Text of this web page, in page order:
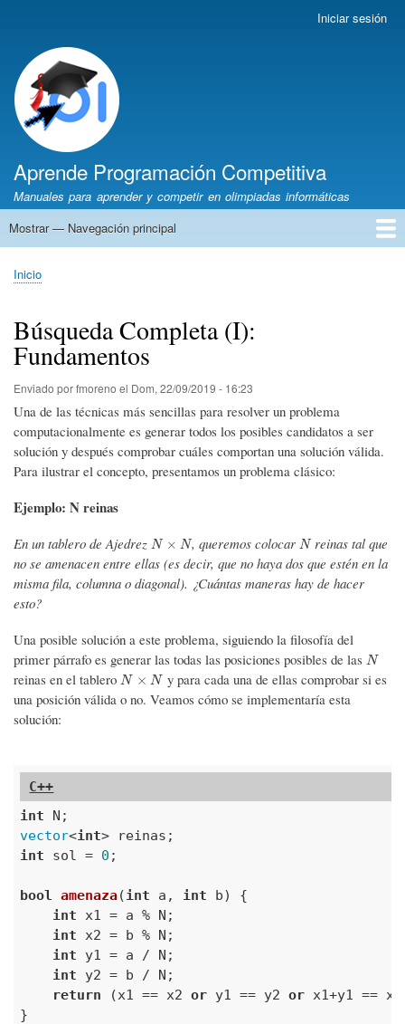
cuenta
de
usuario
Iniciar sesión
Aprende Programación Competitiva
Manuales para aprender y competir en olimpiadas informáticas
Navegación
Mostrar — Navegación principal
Inicio
Python
C++
Algoritmia
Olimpiadas
Autores
Recomendaciones
Sobrescribir
de
ayuda
a
la
navegación
Inicio
Búsqueda Completa (I):
Fundamentos
Enviado porfmoreno el Dom, 22/09/2019 - 16:23
Una de las técnicas más sencillas para resolver un problema
computacionalmente es generar todos los posibles candidatos a ser
solución y después comprobar cuáles comportan una solución válida.
Para ilustrar el concepto, presentamos un problema clásico:
Ejemplo: N reinas
En un tablero de Ajedrez N × N
N× N , queremos colocarN
Nreinas tal que
no se amenacen entre ellas (es decir, que no haya dos que estén en la
misma fila, columna o diagonal). ¿Cuántas maneras hay de hacer
esto?
Una posible solución a este problema, siguiendo la filosofía del
primer párrafo es generar las todas las posiciones posibles de las N
N
reinas en el tablero N × N
N× N
y para cada una de ellas comprobar si es
una posición válida o no. Veamos cómo se implementaría esta
solución:
int
vector<int
int sol = 0 ;
bool amenaza(int a, int b)
{
int x1 = a % N;
int x2 = b % N;
int y1 = a / N;
int y2 = b / N;
return (x1 == x2 or y1 == y2 or x1+y1 ==
}